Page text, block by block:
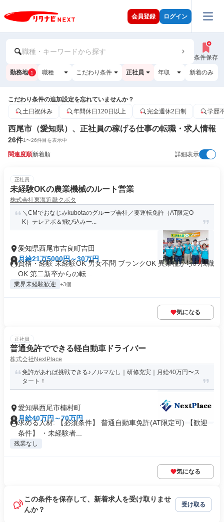
会員登録 ログイン
職種・キーワードから探す
条件保存
勤務地 1 職種 こだわり条件 正社員 年収 新着のみ
こだわり条件の追加設定を忘れていませんか？
土日祝休み
年間休日120日以上 完全週休2日制 学歴
西尾市（愛知県）、正社員の稼げる仕事の転職・求人情報
26件1〜26件目を表示中
関連度順新着順 詳細表示
正社員
未経験OKの農業機械のルート営業
株式会社東海近畿クボタ
＼CMでおなじみkubotaのグループ会社／要運転免許（AT限定O
K）テレアポ＆飛び込み一...
愛知県西尾市吉良町吉田
月給21万5000円～30万円
資格・経験 未経験OK 男女不問 ブランクOK 異業種からの転職
OK 第二新卒からの転...
業界未経験歓迎 +3個
気になる
正社員
普通免許でできる軽自動車ドライバー
株式会社NextPlace
免許があれば挑戦できる♪ノルマなし｜研修充実｜月給40万円〜ス
タート！
愛知県西尾市楠村町
月給40万円～70万円
求める人材: 【必須条件】 普通自動車免許(AT限定可) 【歓迎
条件】 ・未経験者...
残業なし
気になる
この条件を保存して、新着求人を受け取りませ
んか？
受け取る